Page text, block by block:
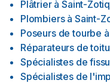
Plâtrier à Saint-
Plombiers à Saint-
Poseurs de tourbe à
Réparateurs de
Spécialistes de
Spécialistes de